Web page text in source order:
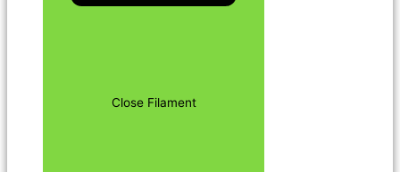
Close Filament